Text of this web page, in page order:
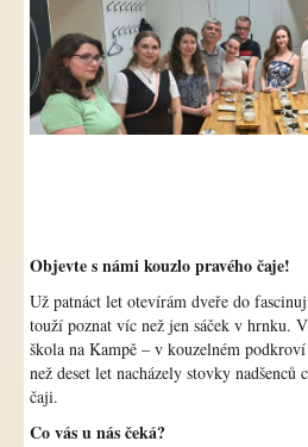
Objevte s námi kouzlo pravého čaje!
Už patnáct let otevírám dveře do
touží poznat víc než jen sáček v hrnku.
škola na Kampě – v kouzelném
než deset let nacházely stovky
čaji.
Co vás u nás čeká?